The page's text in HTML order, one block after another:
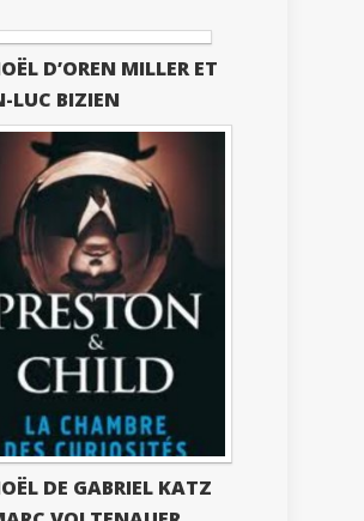
D’OREN MILLER ET
LUC BIZIEN
DE GABRIEL KATZ